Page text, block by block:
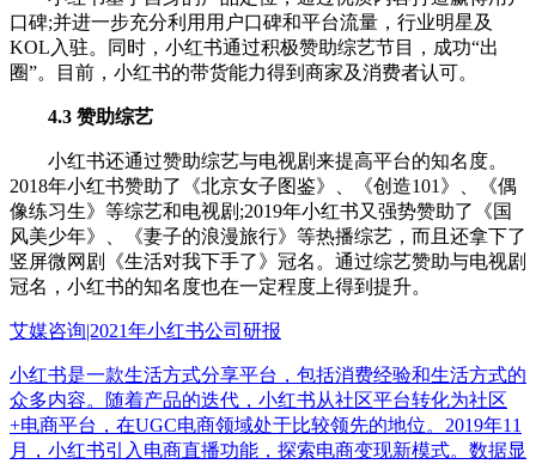
口碑;并进一步充分利用用户口碑和平台流量，行业明星及
KOL入驻。同时，小红书通过积极赞助综艺节目，成功“出
圈”。目前，小红书的带货能力得到商家及消费者认可。
4.3 赞助综艺
小红书还通过赞助综艺与电视剧来提高平台的知名度。
2018年小红书赞助了《北京女子图鉴》、《创造101》、《偶
像练习生》等综艺和电视剧;2019年小红书又强势赞助了《国
风美少年》、《妻子的浪漫旅行》等热播综艺，而且还拿下了
竖屏微网剧《生活对我下手了》冠名。通过综艺赞助与电视剧
冠名，小红书的知名度也在一定程度上得到提升。
艾媒咨询|2021年小红书公司研报
小红书是一款生活方式分享平台，包括消费经验和生活方式的
众多内容。随着产品的迭代，小红书从社区平台转化为社区
+电商平台，在UGC电商领域处于比较领先的地位。2019年11
月，小红书引入电商直播功能，探索电商变现新模式。数据显